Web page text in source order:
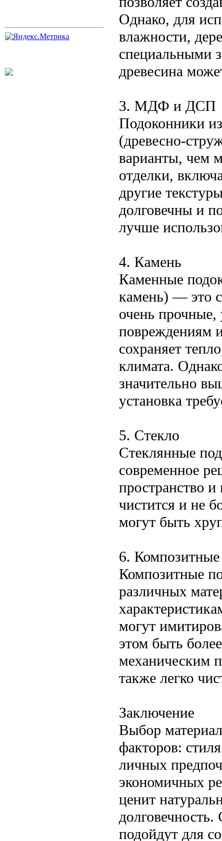
Однако, для
влажности,
специальными
древесина
3. МДФ и ДСП
Подоконники
(древесно-
варианты, чем
отделки,
другие
долговечны и
лучше
4. Камень
Каменные
камень) — это
очень
повреждениям
сохраняет
климата.
значительно
установка
5. Стекло
Стеклянные
современное
пространство и
чистится и не
могут быть
6.
Композитные
различных
могут
этом быть
механическим
также легко
Заключение
Выбор
факторов:
личных
экономичных
ценит
подойдут для